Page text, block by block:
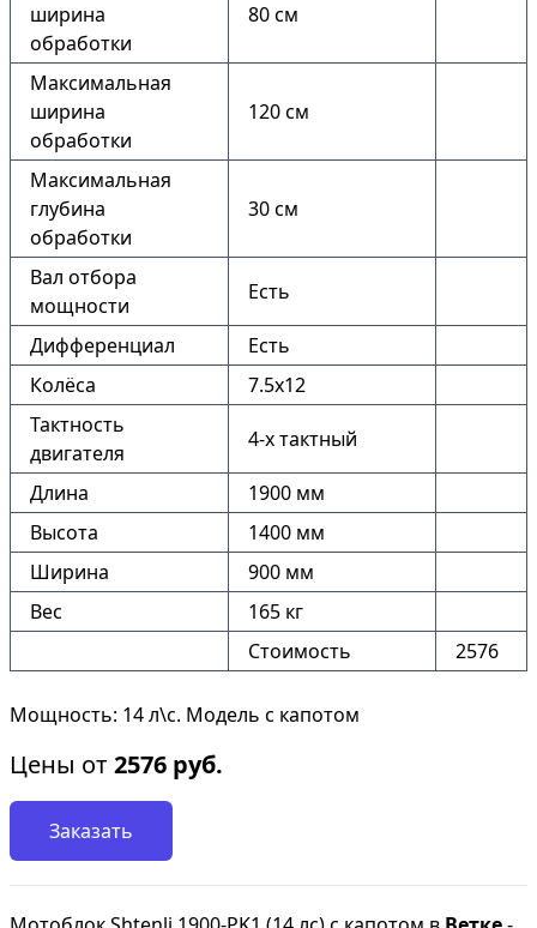
ширина
обработки
80 см
Максимальная
ширина
обработки
120 см
Максимальная
глубина
обработки
30 см
Вал отбора
мощности
Есть
Дифференциал
Есть
Колёса
7.5х12
Тактность
двигателя
4-х тактный
Длина
1900 мм
Высота
1400 мм
Ширина
900 мм
Вес
165 кг
Стоимость
2576
Мощность: 14 л\с. Модель с капотом
Цены от2576 руб.
Заказать